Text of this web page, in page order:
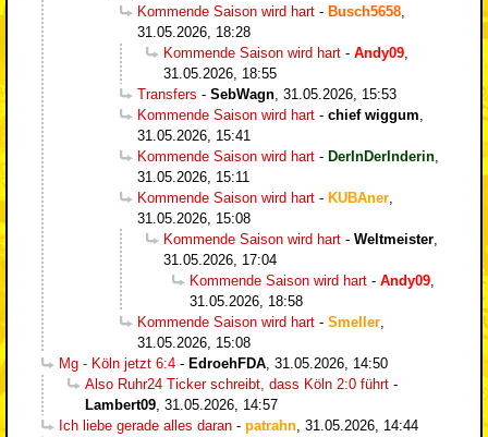
Kommende Saison wird hart - Busch5658,
31.05.2026, 18:28
Kommende Saison wird hart - Andy09,
31.05.2026, 18:55
Transfers - SebWagn, 31.05.2026, 15:53
Kommende Saison wird hart - chief wiggum,
31.05.2026, 15:41
Kommende Saison wird hart - DerInDerInderin,
31.05.2026, 15:11
Kommende Saison wird hart - KUBAner,
31.05.2026, 15:08
Kommende Saison wird hart - Weltmeister,
31.05.2026, 17:04
Kommende Saison wird hart - Andy09,
31.05.2026, 18:58
Kommende Saison wird hart - Smeller,
31.05.2026, 15:08
Mg - Köln jetzt 6:4 - EdroehFDA, 31.05.2026, 14:50
Also Ruhr24 Ticker schreibt, dass Köln 2:0 führt -
Lambert09, 31.05.2026, 14:57
Ich liebe gerade alles daran - patrahn, 31.05.2026, 14:44